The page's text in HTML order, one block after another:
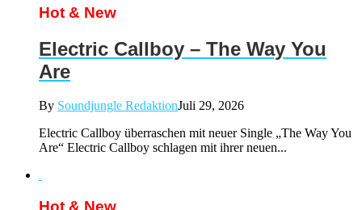
Hot & New
Electric Callboy – The Way You
Are
By Soundjungle RedaktionJuli 29, 2026
Electric Callboy überraschen mit neuer Single „The Way You
Are“ Electric Callboy schlagen mit ihrer neuen...
Hot & New